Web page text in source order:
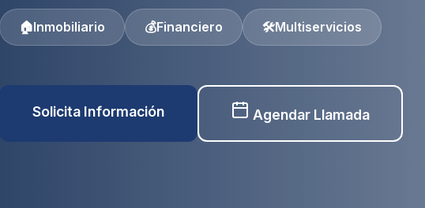
🏠Inmobiliario 💰Financiero 🛠️Multiservicios
Solicita Información Agendar Llamada